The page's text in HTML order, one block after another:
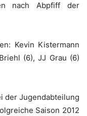
nach Abpfiff der
Kevin Kistermann
(6), JJ Grau (6)
der Jugendabteilung
Saison 2012